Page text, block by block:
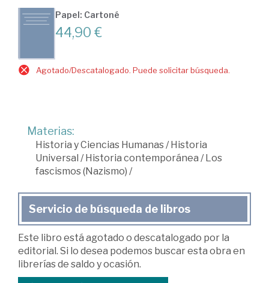
Papel: Cartoné
44,90 €
Agotado/Descatalogado. Puede solicitar búsqueda.
Materias:
Historia y Ciencias Humanas /Historia
Universal /Historia contemporánea /Los
fascismos (Nazismo) /
Servicio de búsqueda de libros
Este libro está agotado o descatalogado por la
editorial. Si lo desea podemos buscar esta obra en
librerías de saldo y ocasión.